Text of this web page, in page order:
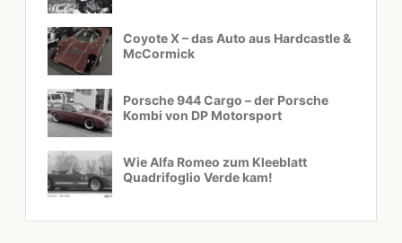
Coyote X – das Auto aus Hardcastle &
McCormick
Porsche 944 Cargo – der Porsche
Kombi von DP Motorsport
Wie Alfa Romeo zum Kleeblatt
Quadrifoglio Verde kam!